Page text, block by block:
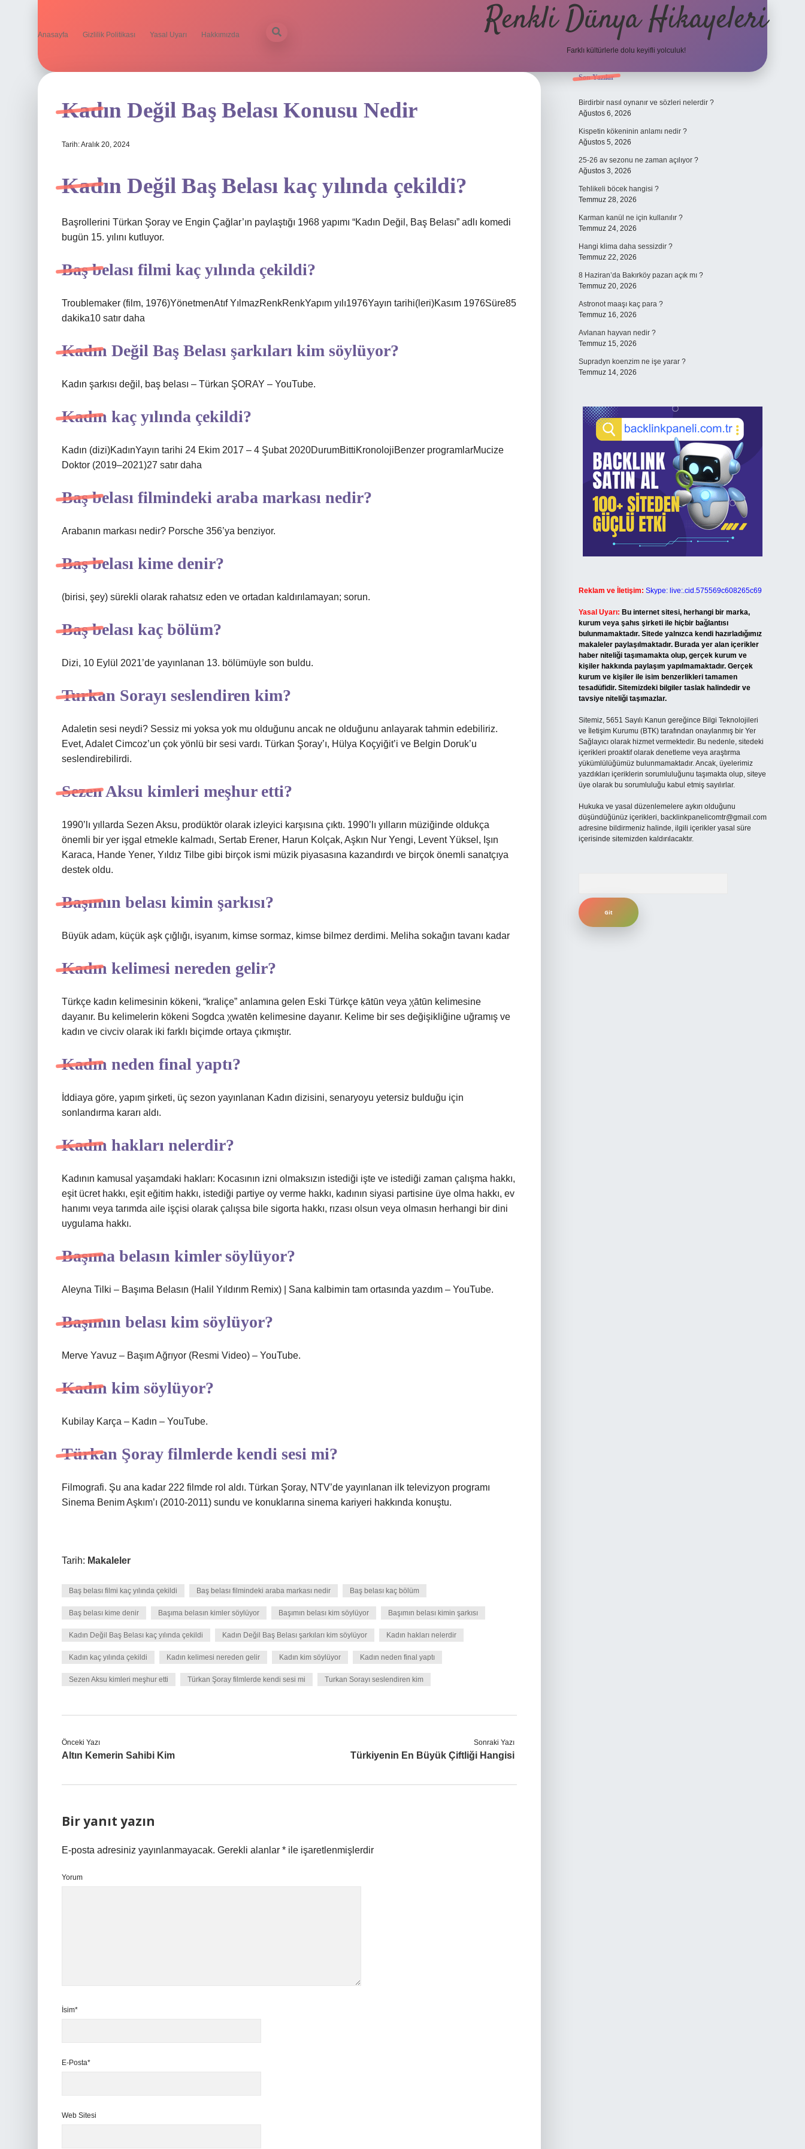
Anasayfa Gizlilik Politikası Yasal Uyarı Hakkımızda Renkli Dünya Hikayeleri
Farklı kültürlerle dolu keyifli yolculuk!
Kadın Değil Baş Belası Konusu Nedir
Tarih: Aralık 20, 2024
Kadın Değil Baş Belası kaç yılında çekildi?
Başrollerini Türkan Şoray ve Engin Çağlar’ın paylaştığı 1968 yapımı “Kadın Değil, Baş Belası” adlı komedi
bugün 15. yılını kutluyor.
Baş belası filmi kaç yılında çekildi?
Troublemaker (film, 1976)YönetmenAtıf YılmazRenkRenkYapım yılı1976Yayın tarihi(leri)Kasım 1976Süre85
dakika10 satır daha
Kadın Değil Baş Belası şarkıları kim söylüyor?
Kadın şarkısı değil, baş belası – Türkan ŞORAY – YouTube.
Kadın kaç yılında çekildi?
Kadın (dizi)KadınYayın tarihi 24 Ekim 2017 – 4 Şubat 2020DurumBittiKronolojiBenzer programlarMucize
Doktor (2019–2021)27 satır daha
Baş belası filmindeki araba markası nedir?
Arabanın markası nedir? Porsche 356’ya benziyor.
Baş belası kime denir?
(birisi, şey) sürekli olarak rahatsız eden ve ortadan kaldırılamayan; sorun.
Baş belası kaç bölüm?
Dizi, 10 Eylül 2021’de yayınlanan 13. bölümüyle son buldu.
Turkan Sorayı seslendiren kim?
Adaletin sesi neydi? Sessiz mi yoksa yok mu olduğunu ancak ne olduğunu anlayarak tahmin edebiliriz.
Evet, Adalet Cimcoz’un çok yönlü bir sesi vardı. Türkan Şoray’ı, Hülya Koçyiğit’i ve Belgin Doruk’u
seslendirebilirdi.
Sezen Aksu kimleri meşhur etti?
1990’lı yıllarda Sezen Aksu, prodüktör olarak izleyici karşısına çıktı. 1990’lı yılların müziğinde oldukça
önemli bir yer işgal etmekle kalmadı, Sertab Erener, Harun Kolçak, Aşkın Nur Yengi, Levent Yüksel, Işın
Karaca, Hande Yener, Yıldız Tilbe gibi birçok ismi müzik piyasasına kazandırdı ve birçok önemli sanatçıya
destek oldu.
Başımın belası kimin şarkısı?
Büyük adam, küçük aşk çığlığı, isyanım, kimse sormaz, kimse bilmez derdimi. Meliha sokağın tavanı kadar
Kadın kelimesi nereden gelir?
Türkçe kadın kelimesinin kökeni, “kraliçe” anlamına gelen Eski Türkçe ḳātūn veya χātūn kelimesine
dayanır. Bu kelimelerin kökeni Sogdca χwatēn kelimesine dayanır. Kelime bir ses değişikliğine uğramış ve
kadın ve civciv olarak iki farklı biçimde ortaya çıkmıştır.
Kadın neden final yaptı?
İddiaya göre, yapım şirketi, üç sezon yayınlanan Kadın dizisini, senaryoyu yetersiz bulduğu için
sonlandırma kararı aldı.
Kadın hakları nelerdir?
Kadının kamusal yaşamdaki hakları: Kocasının izni olmaksızın istediği işte ve istediği zaman çalışma hakkı,
eşit ücret hakkı, eşit eğitim hakkı, istediği partiye oy verme hakkı, kadının siyasi partisine üye olma hakkı, ev
hanımı veya tarımda aile işçisi olarak çalışsa bile sigorta hakkı, rızası olsun veya olmasın herhangi bir dini
uygulama hakkı.
Başıma belasın kimler söylüyor?
Aleyna Tilki – Başıma Belasın (Halil Yıldırım Remix) | Sana kalbimin tam ortasında yazdım – YouTube.
Başımın belası kim söylüyor?
Merve Yavuz – Başım Ağrıyor (Resmi Video) – YouTube.
Kadın kim söylüyor?
Kubilay Karça – Kadın – YouTube.
Türkan Şoray filmlerde kendi sesi mi?
Filmografi. Şu ana kadar 222 filmde rol aldı. Türkan Şoray, NTV’de yayınlanan ilk televizyon programı
Sinema Benim Aşkım’ı (2010-2011) sundu ve konuklarına sinema kariyeri hakkında konuştu.
Tarih: Makaleler
Baş belası filmi kaç yılında çekildi Baş belası filmindeki araba markası nedir Baş belası kaç bölüm
Baş belası kime denir Başıma belasın kimler söylüyor Başımın belası kim söylüyor Başımın belası kimin şarkısı
Kadın Değil Baş Belası kaç yılında çekildi Kadın Değil Baş Belası şarkıları kim söylüyor Kadın hakları nelerdir
Kadın kaç yılında çekildi Kadın kelimesi nereden gelir Kadın kim söylüyor Kadın neden final yaptı
Sezen Aksu kimleri meşhur etti Türkan Şoray filmlerde kendi sesi mi Turkan Sorayı seslendiren kim
Önceki Yazı
Altın Kemerin Sahibi Kim
Sonraki Yazı
Türkiyenin En Büyük Çiftliği Hangisi
Bir yanıt yazın
E-posta adresiniz yayınlanmayacak. Gerekli alanlar * ile işaretlenmişlerdir
Yorum
İsim*
E-Posta*
Web Sitesi
Sidebar
Son Yazılar
Birdirbir nasıl oynanır ve sözleri nelerdir ?
Ağustos 6, 2026
Kispetin kökeninin anlamı nedir ?
Ağustos 5, 2026
25-26 av sezonu ne zaman açılıyor ?
Ağustos 3, 2026
Tehlikeli böcek hangisi ?
Temmuz 28, 2026
Karman kanül ne için kullanılır ?
Temmuz 24, 2026
Hangi klima daha sessizdir ?
Temmuz 22, 2026
8 Haziran’da Bakırköy pazarı açık mı ?
Temmuz 20, 2026
Astronot maaşı kaç para ?
Temmuz 16, 2026
Avlanan hayvan nedir ?
Temmuz 15, 2026
Supradyn koenzim ne işe yarar ?
Temmuz 14, 2026
Reklam ve İletişim: Skype: live:.cid.575569c608265c69
Yasal Uyarı: Bu internet sitesi, herhangi bir marka,
kurum veya şahıs şirketi ile hiçbir bağlantısı
bulunmamaktadır. Sitede yalnızca kendi hazırladığımız
makaleler paylaşılmaktadır. Burada yer alan içerikler
haber niteliği taşımamakta olup, gerçek kurum ve
kişiler hakkında paylaşım yapılmamaktadır. Gerçek
kurum ve kişiler ile isim benzerlikleri tamamen
tesadüfidir. Sitemizdeki bilgiler taslak halindedir ve
tavsiye niteliği taşımazlar.
Sitemiz, 5651 Sayılı Kanun gereğince Bilgi Teknolojileri
ve İletişim Kurumu (BTK) tarafından onaylanmış bir Yer
Sağlayıcı olarak hizmet vermektedir. Bu nedenle, sitedeki
içerikleri proaktif olarak denetleme veya araştırma
yükümlülüğümüz bulunmamaktadır. Ancak, üyelerimiz
yazdıkları içeriklerin sorumluluğunu taşımakta olup, siteye
üye olarak bu sorumluluğu kabul etmiş sayılırlar.
Hukuka ve yasal düzenlemelere aykırı olduğunu
düşündüğünüz içerikleri, backlinkpanelicomtr@gmail.com
adresine bildirmeniz halinde, ilgili içerikler yasal süre
içerisinde sitemizden kaldırılacaktır.